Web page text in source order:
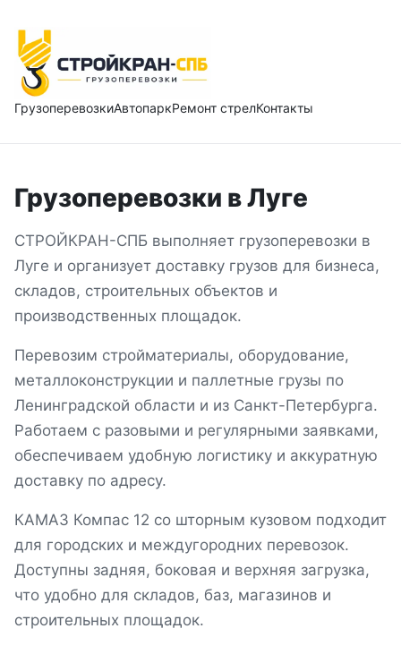
ГрузоперевозкиАвтопаркРемонт стрелКонтакты
Грузоперевозки вЛуге
СТРОЙКРАН-СПБ выполняет грузоперевозки в
Луге и организует доставку грузов для бизнеса,
складов, строительных объектов и
производственных площадок.
Перевозим стройматериалы, оборудование,
металлоконструкции и паллетные грузы по
Ленинградской области и из Санкт-Петербурга.
Работаем с разовыми и регулярными заявками,
обеспечиваем удобную логистику и аккуратную
доставку по адресу.
КАМАЗ Компас 12 со шторным кузовом подходит
для городских и междугородних перевозок.
Доступны задняя, боковая и верхняя загрузка,
что удобно для складов, баз, магазинов и
строительных площадок.